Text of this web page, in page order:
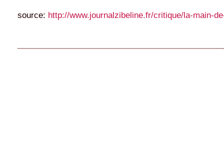
source: http://www.journalzibeline.fr/critique/la-main-